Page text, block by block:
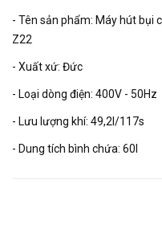
- Tên sản phẩm: Máy hút bụi
Z22
- Xuất xứ: Đức
- Loại dòng điện: 400V - 50Hz
- Lưu lượng khí: 49,2l/117s
- Dung tích bình chứa: 60l